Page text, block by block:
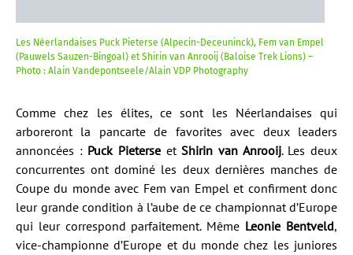
Les Néerlandaises Puck Pieterse (Alpecin-Deceuninck), Fem van Empel
(Pauwels Sauzen-Bingoal) et Shirin van Anrooij (Baloise Trek Lions) –
Photo : Alain Vandepontseele/Alain VDP Photography
Comme chez les élites, ce sont les Néerlandaises qui
arboreront la pancarte de favorites avec deux leaders
annoncées : Puck Pieterse etShirin van Anrooij. Les deux
concurrentes ont dominé les deux dernières manches de
Coupe du monde avec Fem van Empel et confirment donc
leur grande condition à l’aube de ce championnat d’Europe
qui leur correspond parfaitement. Même Leonie Bentveld,
vice-championne d’Europe et du monde chez les juniores